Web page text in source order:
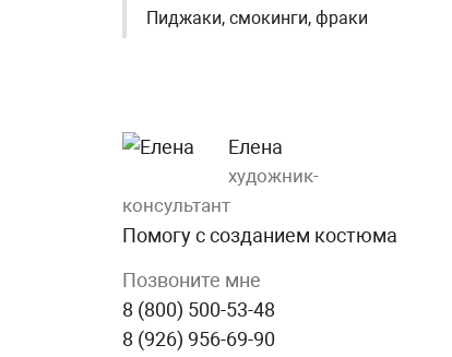
Пиджаки, смокинги, фраки
Елена
художник-
консультант
Помогу с созданием костюма
Позвоните мне
8 (800) 500-53-48
8 (926) 956-69-90